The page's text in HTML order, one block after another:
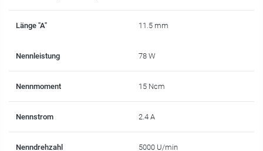
Länge "A" 11.5 mm
Nennleistung 78 W
Nennmoment 15 Ncm
Nennstrom 2.4 A
Nenndrehzahl 5000 U/min